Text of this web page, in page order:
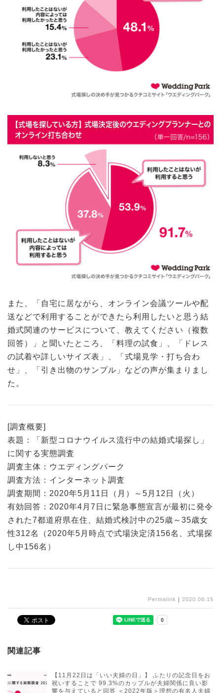
また、「自宅に居ながら、オンライン会議ツールや配
送などで利用することができたら利用したいと思う結
婚式関連のサービスについて、教えてください（複数
回答）」と聞いたところ、「料理の試食」、「ドレス
の試着や詳しいサイズ表」、「式場見学・打ち合わ
せ」、「引き出物のサンプル」などの声が集まりまし
た。
[調査概要]
表題：「新型コロナウイルス流行中の結婚式場探し」
に関する実態調査
調査主体：ウエディングパーク
調査方法：インターネット調査
調査期間：2020年5月11日（月）～5月12日（火）
有効回答：2020年4月7日に緊急事態宣言が最初に発令
された7都道府県在住、結婚式検討中の25歳～35歳女
性312名（2020年5月時点で式場決定済156名、式場探
し中156名）
Permalink 2020.06.15
関連記事
【11月22日は「いい夫婦の日」】 ふたりの記念日をお
祝いすることで 99.3%のカップルが夫婦関係に良い影
響を与えていると回答 ＜2022年版＞理想の有名人夫婦